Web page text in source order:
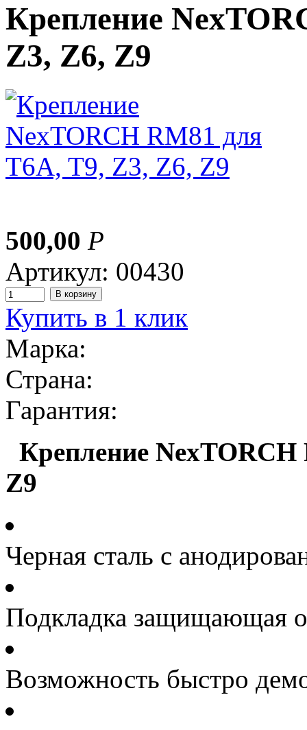
Крепление
Z3, Z6, Z9
500,00 Р
Артикул: 00430
Купить в 1 клик
Марка:
Страна:
Гарантия:
Крепление
Z9
Черная сталь с
Подкладка защищающая
Возможность быстро